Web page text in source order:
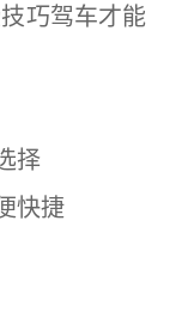
巧驾车才能
择
快捷